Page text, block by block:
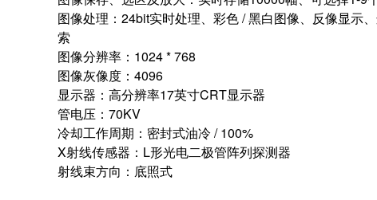
图像处理：24bit实时处理、彩色 / 黑白图像、反像显示
索
图像分辨率：1024 * 768
图像灰像度：4096
显示器：高分辨率17英寸CRT显示器
管电压：70KV
冷却工作周期：密封式油冷 / 100%
X射线传感器 ：L形光电二极管阵列探测器
射线束方向：底照式